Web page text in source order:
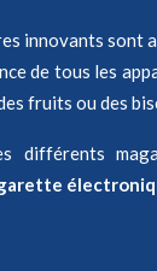
innovants sont
de tous les
fruits ou des
différents